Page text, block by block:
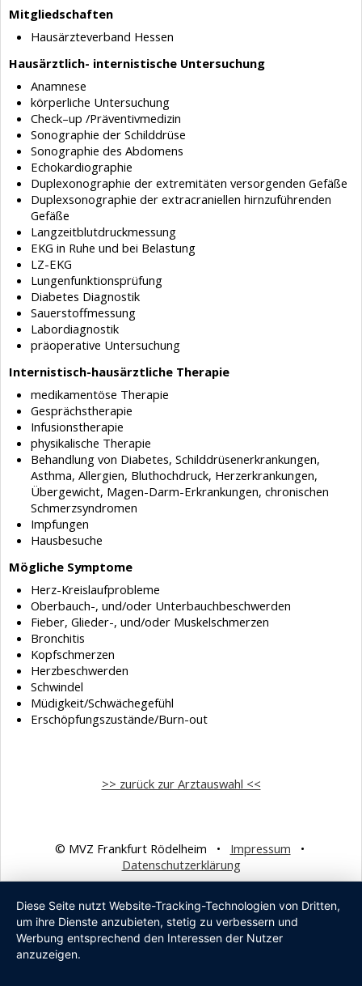
Mitgliedschaften
Hausärzteverband Hessen
Hausärztlich- internistische Untersuchung
Anamnese
körperliche Untersuchung
Check–up /Präventivmedizin
Sonographie der Schilddrüse
Sonographie des Abdomens
Echokardiographie
Duplexonographie der extremitäten versorgenden Gefäße
Duplexsonographie der extracraniellen hirnzuführenden
Gefäße
Langzeitblutdruckmessung
EKG in Ruhe und bei Belastung
LZ-EKG
Lungenfunktionsprüfung
Diabetes Diagnostik
Sauerstoffmessung
Labordiagnostik
präoperative Untersuchung
Internistisch-hausärztliche Therapie
medikamentöse Therapie
Gesprächstherapie
Infusionstherapie
physikalische Therapie
Behandlung von Diabetes, Schilddrüsenerkrankungen,
Asthma, Allergien, Bluthochdruck, Herzerkrankungen,
Übergewicht, Magen-Darm-Erkrankungen, chronischen
Schmerzsyndromen
Impfungen
Hausbesuche
Mögliche Symptome
Herz-Kreislaufprobleme
Oberbauch-, und/oder Unterbauchbeschwerden
Fieber, Glieder-, und/oder Muskelschmerzen
Bronchitis
Kopfschmerzen
Herzbeschwerden
Schwindel
Müdigkeit/Schwächegefühl
Erschöpfungszustände/Burn-out
>> zurück zur Arztauswahl <<
© MVZ Frankfurt Rödelheim • Impressum •
Datenschutzerklärung
Diese Seite nutzt Website-Tracking-Technologien von Dritten,
um ihre Dienste anzubieten, stetig zu verbessern und
Werbung entsprechend den Interessen der Nutzer
anzuzeigen.